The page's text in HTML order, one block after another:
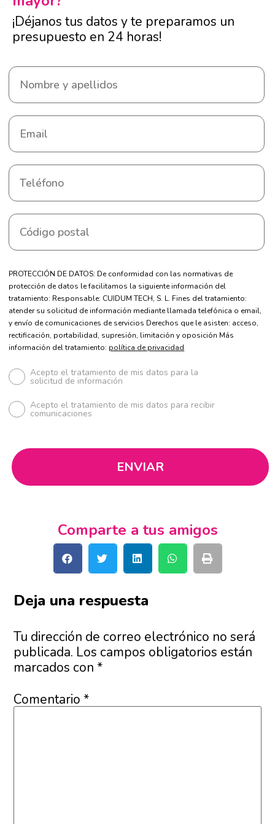
¡Déjanos tus datos y te preparamos un
presupuesto en 24 horas!
PROTECCIÓN DE DATOS: De conformidad con las normativas de
protección de datos le facilitamos la siguiente información del
tratamiento: Responsable: CUIDUM TECH, S. L. Fines del tratamiento:
atender su solicitud de información mediante llamada telefónica o email,
y envío de comunicaciones de servicios Derechos que le asisten: acceso,
rectificación, portabilidad, supresión, limitación y oposición Más
información del tratamiento: política de privacidad
Acepto el tratamiento de mis datos para la
solicitud de información
Acepto el tratamiento de mis datos para recibir
comunicaciones
Comparte a tus amigos
Deja una respuesta
Tu dirección de correo electrónico no será
publicada. Los campos obligatorios están
marcados con*
Comentario*